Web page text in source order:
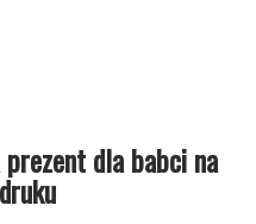
dla babci na